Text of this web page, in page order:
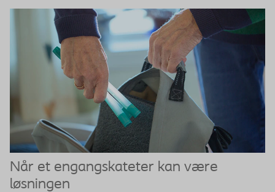
Når et engangskateter kan være
løsningen